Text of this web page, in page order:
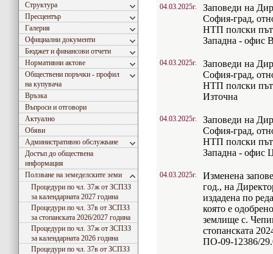
Структура
Пресцентър
Галерия
Официални документи
Бюджет и финансови отчети
Нормативни актове
Обществени поръчки - профил
на купувача
Връзка
Въпроси и отговори
Актуално
Обяви
Административно обслужване
Достъп до обществена
информация
Ползване на земеделските земи
Процедури по чл. 37ж от ЗСПЗЗ
за календарната 2027 година
Процедури по чл. 37в от ЗСПЗЗ
за стопанската 2026/2027 година
Процедури по чл. 37ж от ЗСПЗЗ
за календарната 2026 година
Процедури по чл. 37в от ЗСПЗЗ
04.03.2025г.
Заповеди на
София-град,
НТП полски
Западна - офис
04.03.2025г.
Заповеди на
София-град,
НТП полски
Източна
04.03.2025г.
Заповеди на
София-град,
НТП полски
Западна - офис
04.03.2025г.
Изменена
год., на
издадена по
която е
землище с.
стопанската
ПО-09-12386/